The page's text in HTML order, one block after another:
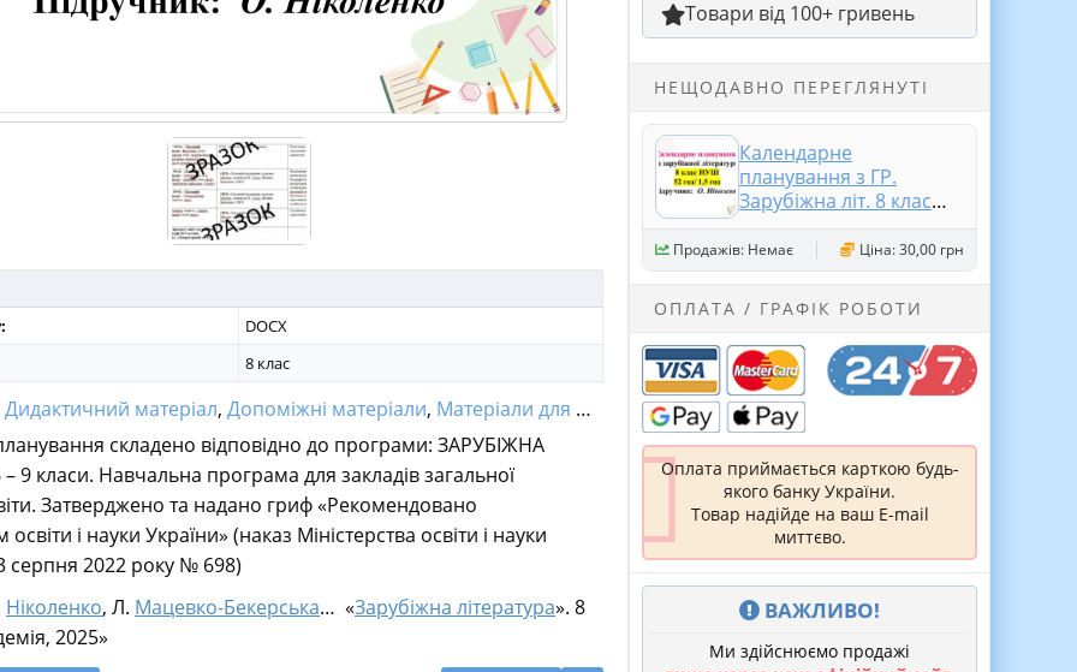
DOCX
8 клас
Дидактичний матеріал, Допоміжні матеріали, Матеріали для НУШ
складено відповідно до програми: ЗАРУБІЖНА
9 класи. Навчальна програма для закладів загальної
Затверджено та надано гриф «Рекомендовано
освіти і науки України» (наказ Міністерства освіти і науки
серпня 2022 року № 698)
Ніколенко, Л. Мацевко-Бекерська… «Зарубіжна література». 8
2025»
Товари від 100+ гривень
НЕЩОДАВНО ПЕРЕГЛЯНУТІ
Календарне
планування з ГР.
Зарубіжна літ. 8 клас
НУШ. Ніколенко О. М.
та ін. (52 год / 1,5 год на
тиждень).
Продажів: Немає Ціна: 30,00 грн
ОПЛАТА / ГРАФІК РОБОТИ
Оплата приймається карткою будь-
якого банку України.
Товар надійде на ваш E-mail
миттєво.
ВАЖЛИВО!
Ми здійснюємо продажі